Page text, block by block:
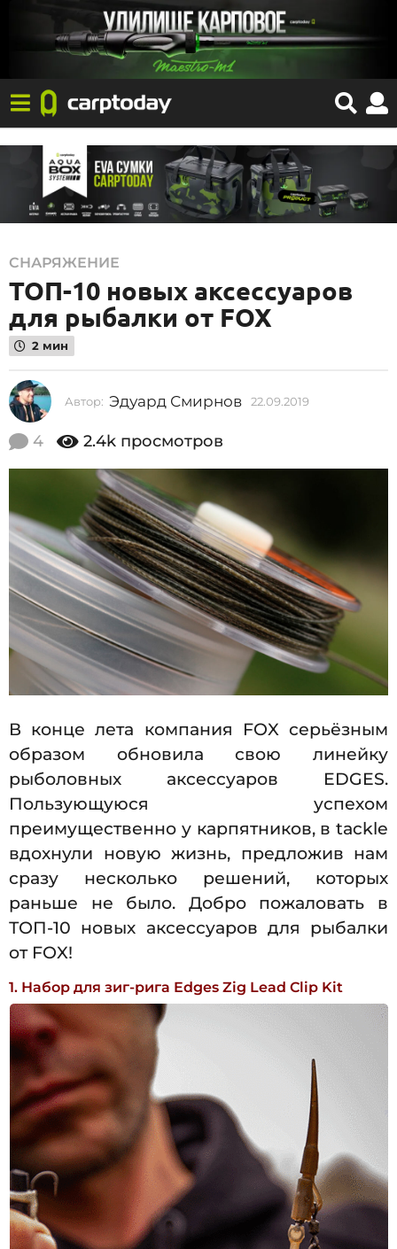
2
2
0
9
.
2
0
2
2
.
0
9
2
9
СНАРЯЖЕНИЕ
ТОП-10 новых аксессуаров
для рыбалки от FOX
2 мин
Автор: Эдуард Смирнов 22.09.2019
9
9
4 2.4k просмотров
В конце лета компания FOX серьёзным
образом обновила свою линейку
рыболовных аксессуаров EDGES.
Пользующуюся успехом
преимущественно у карпятников, в tackle
вдохнули новую жизнь, предложив нам
сразу несколько решений, которых
раньше не было. Добро пожаловать в
ТОП-10 новых аксессуаров для рыбалки
от FOX!
1. Набор для зиг-рига Edges Zig Lead Clip Kit